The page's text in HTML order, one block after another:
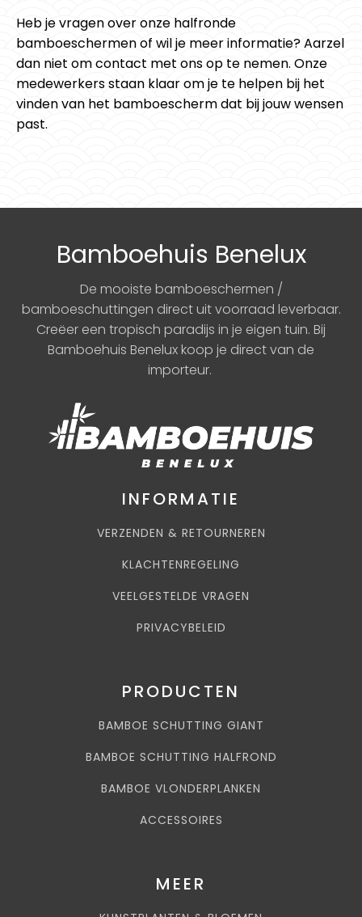
Heb je vragen over onze halfronde
bamboeschermen of wil je meer informatie? Aarzel
dan niet om contact met ons op te nemen. Onze
medewerkers staan klaar om je te helpen bij het
vinden van het bamboescherm dat bij jouw wensen
past.
Bamboehuis Benelux
De mooiste bamboeschermen /
bamboeschuttingen direct uit voorraad leverbaar.
Creëer een tropisch paradijs in je eigen tuin. Bij
Bamboehuis Benelux koop je direct van de
importeur.
INFORMATIE
VERZENDEN & RETOURNEREN
KLACHTENREGELING
VEELGESTELDE VRAGEN
PRIVACYBELEID
PRODUCTEN
BAMBOE SCHUTTING GIANT
BAMBOE SCHUTTING HALFROND
BAMBOE VLONDERPLANKEN
ACCESSOIRES
MEER